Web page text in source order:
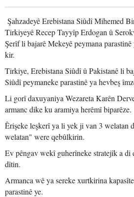
Şahzadeyê Erebistana Siûdî Mihemed
Tirkiyeyê Recep Tayyîp Erdogan û
Şerîf li bajarê Mekeyê peymana
kir.
Tirkiye, Erebistana Siûdî û Pakistanê li
Siûdî peymaneke parastinê ya hevbeş
Li gorî daxuyaniya Wezareta Karên
armanc dike ku aramiya herêmî biparêze.
Êrişeke leşkerî ya li yek ji van 3 welatan
welatan" were qebûlkirin.
Ev pêngav wekî guherîneke stratejîk a di
dîtin.
Armanca wê ya sereke xurtkirina
parastinê ye.